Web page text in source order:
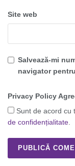
Site web
Salvează-mi
navigator
Privacy Policy
Sunt de acord cu
de confidențialitate.